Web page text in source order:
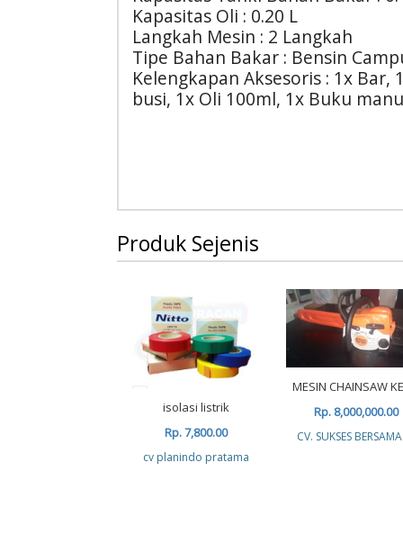
Kapasitas Oli : 0.20 L
Langkah Mesin : 2 Langkah
Tipe Bahan Bakar : Bensin
Kelengkapan Aksesoris : 1x Bar,
busi, 1x Oli 100ml, 1x Buku
Produk Sejenis
isolasi listrik
Rp. 7,800.00
cv planindo pratama
MESIN CHAINSAW
Rp. 8,000,000.00
CV. SUKSES